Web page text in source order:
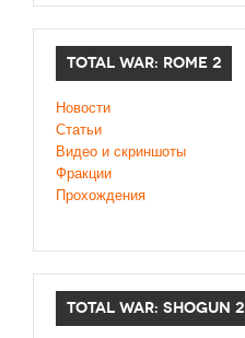
TOTAL WAR: ROME 2
Новости
Статьи
Видео и скриншоты
Фракции
Прохождения
TOTAL WAR: SHOGUN 2